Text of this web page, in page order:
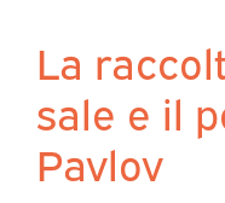
La
sale e il
Pavlov